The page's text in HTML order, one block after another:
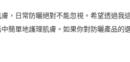
，日常防曬絕對不能忽視。希望透過我
簡單地護理肌膚。如果你對防曬產品的